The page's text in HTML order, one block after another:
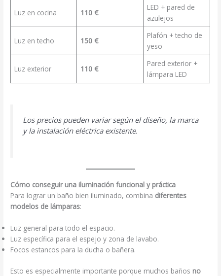
Luz en cocina 110 €
LED + pared de
azulejos
Luz en techo 150 €
Plafón + techo de
yeso
Luz exterior 110 €
Pared exterior +
lámpara LED
Los precios pueden variar según el diseño, la marca
y la instalación eléctrica existente.
Cómo conseguir una iluminación funcional y práctica
Para lograr un baño bien iluminado, combina diferentes
modelos de lámparas:
Luz general para todo el espacio.
Luz específica para el espejo y zona de lavabo.
Focos estancos para la ducha o bañera.
Esto es especialmente importante porque muchos baños no